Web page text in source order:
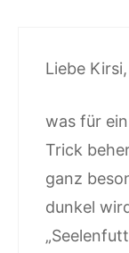
Liebe Kirsi,
was für
Trick
ganz
dunkel